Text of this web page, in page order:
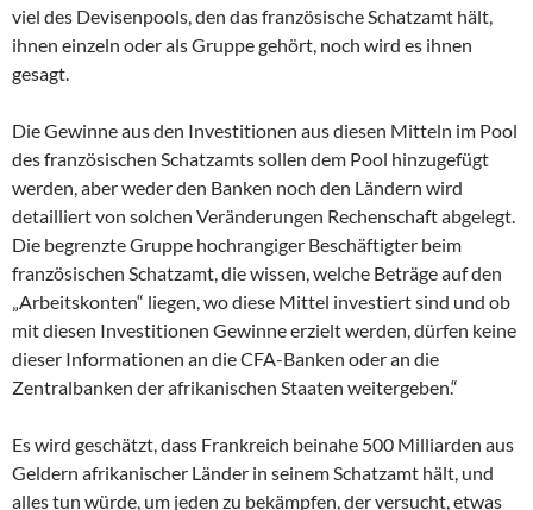
viel des Devisenpools, den das französische Schatzamt hält,
ihnen einzeln oder als Gruppe gehört, noch wird es ihnen
gesagt.
Die Gewinne aus den Investitionen aus diesen Mitteln im Pool
des französischen Schatzamts sollen dem Pool hinzugefügt
werden, aber weder den Banken noch den Ländern wird
detailliert von solchen Veränderungen Rechenschaft abgelegt.
Die begrenzte Gruppe hochrangiger Beschäftigter beim
französischen Schatzamt, die wissen, welche Beträge auf den
„Arbeitskonten“ liegen, wo diese Mittel investiert sind und ob
mit diesen Investitionen Gewinne erzielt werden, dürfen keine
dieser Informationen an die CFA-Banken oder an die
Zentralbanken der afrikanischen Staaten weitergeben.“
Es wird geschätzt, dass Frankreich beinahe 500 Milliarden aus
Geldern afrikanischer Länder in seinem Schatzamt hält, und
alles tun würde, um jeden zu bekämpfen, der versucht, etwas